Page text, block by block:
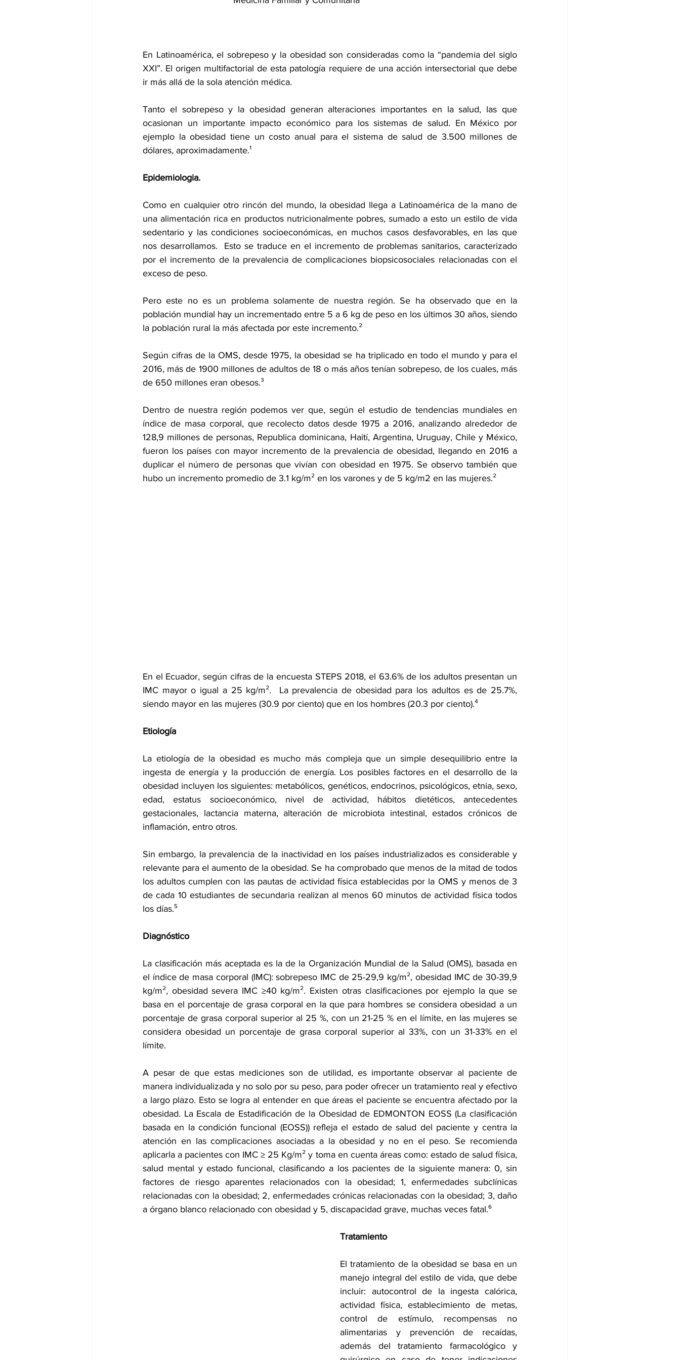
En Latinoamérica, el sobrepeso y la obesidad son consideradas como la “pandemia del siglo
XXI”. El origen multifactorial de esta patología requiere de una acción intersectorial que debe
ir más allá de la sola atención médica.
Tanto el sobrepeso y la obesidad generan alteraciones importantes en la salud, las que
ocasionan un importante impacto económico para los sistemas de salud. En México por
ejemplo la obesidad tiene un costo anual para el sistema de salud de 3.500 millones de
dólares, aproximadamente.¹
Epidemiologia.
Como en cualquier otro rincón del mundo, la obesidad llega a Latinoamérica de la mano de
una alimentación rica en productos nutricionalmente pobres, sumado a esto un estilo de vida
sedentario y las condiciones socioeconómicas, en muchos casos desfavorables, en las que
nos desarrollamos.  Esto se traduce en el incremento de problemas sanitarios, caracterizado
por el incremento de la prevalencia de complicaciones biopsicosociales relacionadas con el
exceso de peso.
Pero este no es un problema solamente de nuestra región. Se ha observado que en la
población mundial hay un incrementado entre 5 a 6 kg de peso en los últimos 30 años, siendo
la población rural la más afectada por este incremento.²
Según cifras de la OMS, desde 1975, la obesidad se ha triplicado en todo el mundo y para el
2016, más de 1900 millones de adultos de 18 o más años tenían sobrepeso, de los cuales, más
de 650 millones eran obesos.³
Dentro de nuestra región podemos ver que, según el estudio de tendencias mundiales en
índice de masa corporal, que recolecto datos desde 1975 a 2016, analizando alrededor de
128,9 millones de personas, Republica dominicana, Haití, Argentina, Uruguay, Chile y México,
fueron los países con mayor incremento de la prevalencia de obesidad, llegando en 2016 a
duplicar el número de personas que vivían con obesidad en 1975. Se observo también que
hubo un incremento promedio de 3.1 kg/m² en los varones y de 5 kg/m2 en las mujeres.²
En el Ecuador, según cifras de la encuesta STEPS 2018, el 63.6% de los adultos presentan un
IMC mayor o igual a 25 kg/m².  La prevalencia de obesidad para los adultos es de 25.7%,
siendo mayor en las mujeres (30.9 por ciento) que en los hombres (20.3 por ciento).⁴
Etiología
La etiología de la obesidad es mucho más compleja que un simple desequilibrio entre la
ingesta de energía y la producción de energía. Los posibles factores en el desarrollo de la
obesidad incluyen los siguientes: metabólicos, genéticos, endocrinos, psicológicos, etnia, sexo,
edad, estatus socioeconómico, nivel de actividad, hábitos dietéticos, antecedentes
gestacionales, lactancia materna, alteración de microbiota intestinal, estados crónicos de
inflamación, entro otros.
Sin embargo, la prevalencia de la inactividad en los países industrializados es considerable y
relevante para el aumento de la obesidad. Se ha comprobado que menos de la mitad de todos
los adultos cumplen con las pautas de actividad física establecidas por la OMS y menos de 3
de cada 10 estudiantes de secundaria realizan al menos 60 minutos de actividad física todos
los días.⁵
Diagnóstico
La clasificación más aceptada es la de la Organización Mundial de la Salud (OMS), basada en
el índice de masa corporal (IMC): sobrepeso IMC de 25-29,9 kg/m², obesidad IMC de 30-39,9
kg/m², obesidad severa IMC ≥40 kg/m². Existen otras clasificaciones por ejemplo la que se
basa en el porcentaje de grasa corporal en la que para hombres se considera obesidad a un
porcentaje de grasa corporal superior al 25 %, con un 21-25 % en el límite, en las mujeres se
considera obesidad un porcentaje de grasa corporal superior al 33%, con un 31-33% en el
límite.
A pesar de que estas mediciones son de utilidad, es importante observar al paciente de
manera individualizada y no solo por su peso, para poder ofrecer un tratamiento real y efectivo
a largo plazo. Esto se logra al entender en que áreas el paciente se encuentra afectado por la
obesidad. La Escala de Estadificación de la Obesidad de EDMONTON EOSS (La clasificación
basada en la condición funcional (EOSS)) refleja el estado de salud del paciente y centra la
atención en las complicaciones asociadas a la obesidad y no en el peso. Se recomienda
aplicarla a pacientes con IMC ≥ 25 Kg/m² y toma en cuenta áreas como: estado de salud física,
salud mental y estado funcional, clasificando a los pacientes de la siguiente manera: 0, sin
factores de riesgo aparentes relacionados con la obesidad; 1, enfermedades subclínicas
relacionadas con la obesidad; 2, enfermedades crónicas relacionadas con la obesidad; 3, daño
a órgano blanco relacionado con obesidad y 5, discapacidad grave, muchas veces fatal.⁶
Tratamiento
El tratamiento de la obesidad se basa en un
manejo integral del estilo de vida, que debe
incluir: autocontrol de la ingesta calórica,
actividad física, establecimiento de metas,
control de estímulo, recompensas no
alimentarias y prevención de recaídas,
además del tratamiento farmacológico y